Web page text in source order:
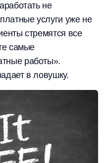
не
услуги уже не
стремятся все
самые
работы».
в ловушку.